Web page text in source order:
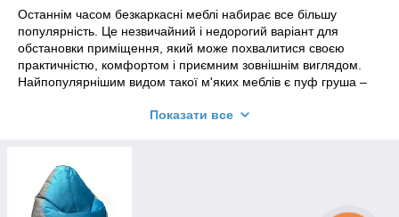
Останнім часом безкаркасні меблі набирає все більшу
популярність. Це незвичайний і недорогий варіант для
обстановки приміщення, який може похвалитися своєю
практичністю, комфортом і приємним зовнішнім виглядом.
Найпопулярнішим видом такої м'яких меблів є пуф груша –
будь те холостяцька барліг, антикафе або квартира для
Крісла мішки TM PromoPuff
каркасного «старшого брата», але воно нітрохи не
поступається йому по якості. Доступне в безлічі забарвлень і
Показати все